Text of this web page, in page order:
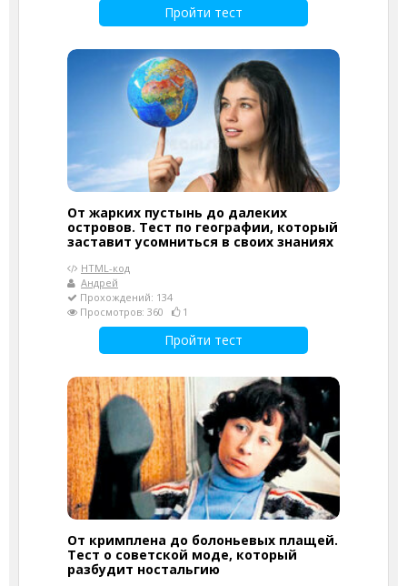
Пройти тест
От жарких пустынь до далеких
островов. Тест по географии, который
заставит усомниться в своих знаниях
HTML-код
Андрей
Прохождений: 134
Просмотров: 360
1
Пройти тест
От кримплена до болоньевых плащей.
Тест о советской моде, который
разбудит ностальгию